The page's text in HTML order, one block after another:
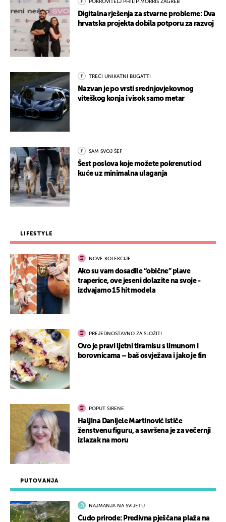
PUTOVANJA
NAJMANJA NA SVIJETU
Čudo prirode: Predivna pješčana plaža na
POKROVITELJ PHILIP MORRIS ZAGREB
Digitalna rješenja za stvarne probleme: Dva
hrvatska projekta dobila potporu za razvoj
TREĆI UNIKATNI BUGATTI
Nazvan je po vrsti srednjovjekovnog
viteškog konja i visok samo metar
SAM SVOJ ŠEF
Šest poslova koje možete pokrenuti od
kuće uz minimalna ulaganja
LIFESTYLE
NOVE KOLEKCIJE
Ako su vam dosadile “obične” plave
traperice, ove jeseni dolazite na svoje -
izdvajamo 15 hit modela
PREJEDNOSTAVNO ZA SLOŽITI
Ovo je pravi ljetni tiramisu s limunom i
borovnicama – baš osvježava i jako je fin
POPUT SIRENE
Haljina Danijele Martinović ističe
ženstvenu figuru, a savršena je za večernji
izlazak na moru